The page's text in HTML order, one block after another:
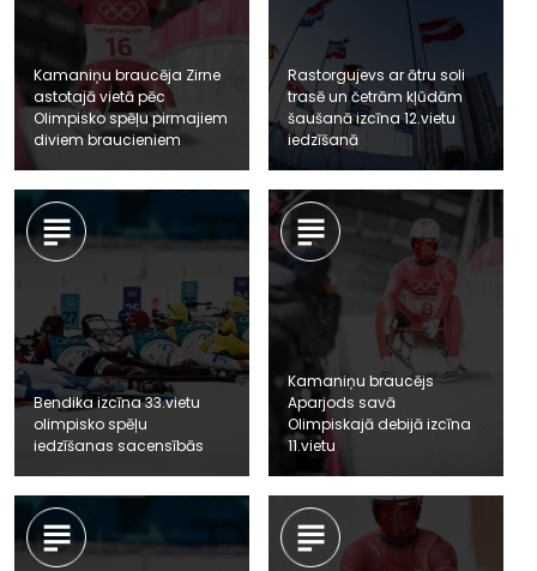
Kamaniņu braucēja Zirne
astotajā vietā pēc
Olimpisko spēļu pirmajiem
diviem braucieniem
Rastorgujevs ar ātru soli
trasē un četrām kļūdām
šaušanā izcīna 12.vietu
iedzīšanā
Bendika izcīna 33.vietu
olimpisko spēļu
iedzīšanas sacensībās
Kamaniņu braucējs
Aparjods savā
Olimpiskajā debijā izcīna
11.vietu